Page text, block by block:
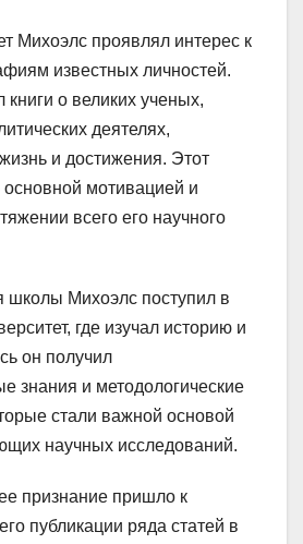
Михоэлс проявлял интерес к
известных личностей.
книги о великих ученых,
деятелях,
и достижения. Этот
основной мотивацией и
всего его научного
школы Михоэлс поступил в
где изучал историю и
он получил
знания и методологические
стали важной основой
научных исследований.
признание пришло к
публикации ряда статей в